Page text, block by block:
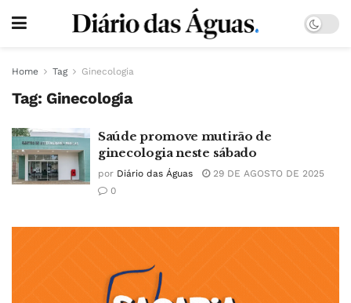
Home Tag Ginecologia
Tag: Ginecologia
Saúde promove mutirão de
ginecologia neste sábado
por Diário das Águas
29 DE AGOSTO DE 2025
0